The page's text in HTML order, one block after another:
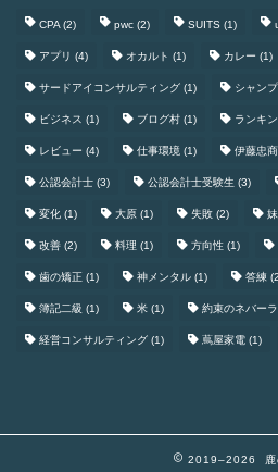
CPA(2) pwc (2) SUITS (1)
アプリ (4) オカルト (1) カレー (1)
サードアイコンサルティング (1) シャン
ビジネス (1) ブログ村 (1) ランキ
レビュー (4) 仕事環境 (1) 伊藤忠
公認会計士 (3) 公認会計士受験生 (3)
変化 (1) 大原 (1) 失敗 (2) 妹
改善 (2) 料理 (1) 方向性 (1)
歯の矯正 (1) 神メンタル (1) 答練
簿記二級 (1) 米 (1) 約束のネバー
経営コンサルティング (1) 蔦屋家電 (1)
2019–2026 鹿